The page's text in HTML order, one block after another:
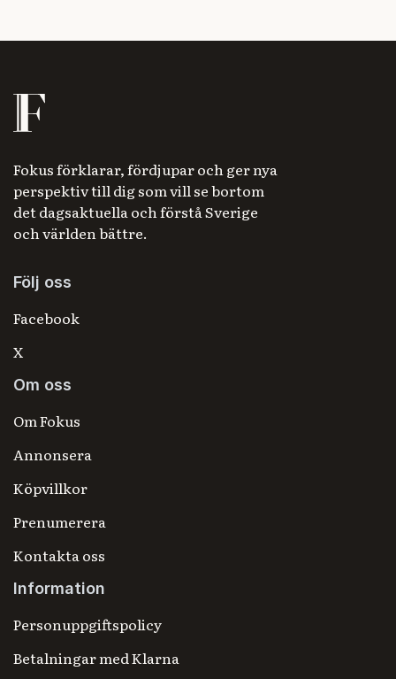
Fokus förklarar, fördjupar och ger nya
perspektiv till dig som vill se bortom
det dagsaktuella och förstå Sverige
och världen bättre.
Följ oss
Facebook
X
Om oss
Om Fokus
Annonsera
Köpvillkor
Prenumerera
Kontakta oss
Information
Personuppgiftspolicy
Betalningar med Klarna